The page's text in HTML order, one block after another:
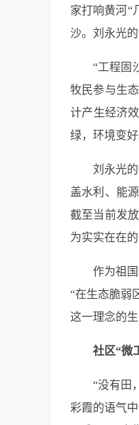
家打响黄河“
沙。刘永光
“工程固
牧民参与生
计产生经济
绿，环境变
刘永光
盖水利、能
截至当前发
为实实在在
作为祖
“在生态脆弱
这一理念的
社区“微
“没有田
彩霞的语气